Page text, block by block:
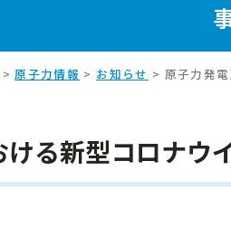
>原子力情報 > お知らせ > 原子力発
る新型コロナウ